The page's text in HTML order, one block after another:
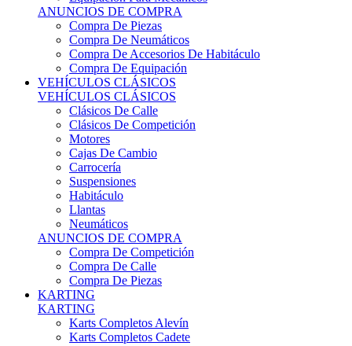
Neumáticos
ANUNCIOS DE COMPRA
Compra De Competición
Compra De Calle
Compra De Piezas
KARTING
KARTING
Karts Completos Alevín
Karts Completos Cadete
Karts Completos Junior
Karts Completos Senior
Superkart
Karts Completos Hobbye
Remolques
PIEZAS Y EQUIPACIONES
Mecanica
Chasis Y Repuestos
Frenos
Llantas
Neumáticos
Equipación Adultos
Equipación Niños
Resto De Piezas
ANUNCIOS DE COMPRA